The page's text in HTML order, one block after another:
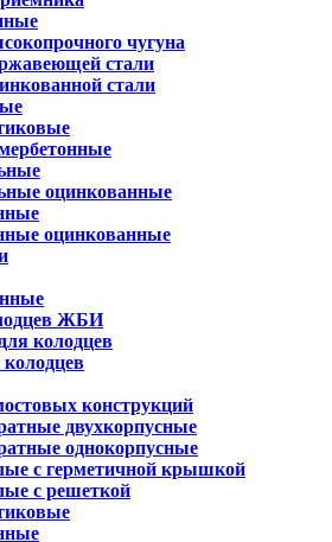
чугуна
стали
стали
оцинкованные
оцинкованные
ЖБИ
колодцев
конструкций
двухкорпусные
однокорпусные
с герметичной крышкой
с решеткой